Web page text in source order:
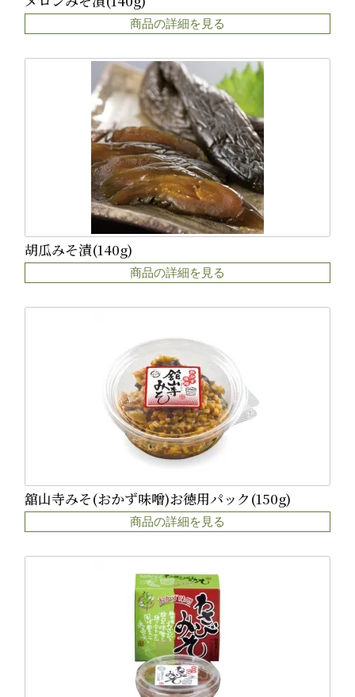
商品の詳細を見る
胡瓜みそ漬(140g)
商品の詳細を見る
舘山寺みそ(おかず味噌)お徳用パック(150g)
商品の詳細を見る